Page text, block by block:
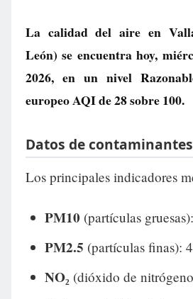
La calidad del aire en
León) se encuentra hoy,
2026, en un nivel
europeo AQI de28sobre 100.
Datos de contaminantes
Los principales indicadores
PM10 (partículas
PM2.5 (partículas finas):
NO₂ (dióxido de